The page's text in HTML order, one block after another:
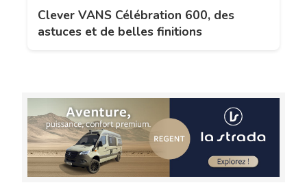
Clever VANS Célébration 600, des
astuces et de belles finitions